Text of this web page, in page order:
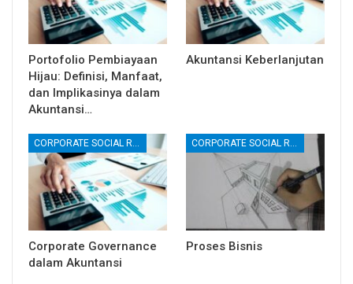
Portofolio Pembiayaan
Hijau: Definisi, Manfaat,
dan Implikasinya dalam
Akuntansi…
Akuntansi Keberlanjutan
CORPORATE SOCIAL RESPONSIBILITY (CSR)
Corporate Governance
dalam Akuntansi
CORPORATE SOCIAL RESPONSIBILITY (CSR)
Proses Bisnis